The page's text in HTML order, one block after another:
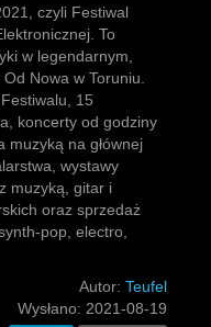
czyli Festiwal
To
w legendarnym,
Nowa w Toruniu.
15
koncerty od godziny
muzyką na głównej
wystawy
muzyką, gitar i
oraz sprzedaż
pop, electro,
Autor: Teufel
Wysłano: 2021-08-19